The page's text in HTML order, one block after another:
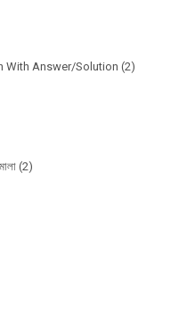
With Answer/Solution (2)
(2)